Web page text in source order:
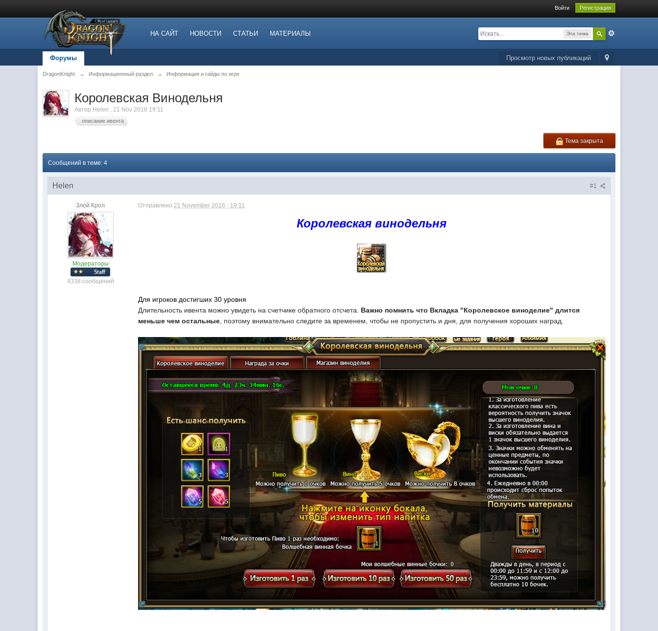
Войти Регистрация
НА САЙТ НОВОСТИ СТАТЬИ МАТЕРИАЛЫ Эта тема
Просмотр новых публикаций
Форумы
DragonKnight → Информационный раздел → Информация и гайды по игре
Королевская Винодельня
Автор Нelen ,21 Nov 2016 19:11
описание ивента
Тема закрыта
Сообщений в теме: 4
#1
Нelen
Злой Крол
Модераторы
4338 сообщений
Отправлено21 November 2016 - 19:11
Королевская винодельня
Для игроков достигших 30 уровня
Длительность ивента можно увидеть на счетчике обратного отсчета. Важно помнить что Вкладка "Королевское виноделие" длится
меньше чем остальные , поэтому внимательно следите за временем, чтобы не пропустить и дня, для получения хороших наград.